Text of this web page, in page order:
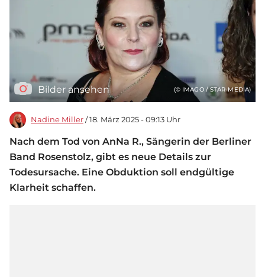
Bilder ansehen (© IMAGO / STAR-MEDIA)
Nadine Miller / 18. März 2025 - 09:13 Uhr
Nach dem Tod von AnNa R., Sängerin der Berliner
Band Rosenstolz, gibt es neue Details zur
Todesursache. Eine Obduktion soll endgültige
Klarheit schaffen.